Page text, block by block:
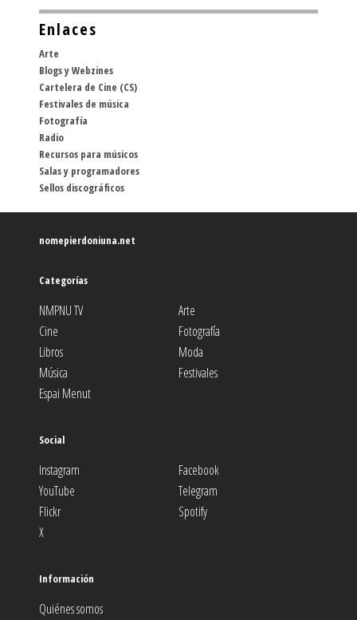
Enlaces
Arte
Blogs y Webzines
Cartelera de Cine (CS)
Festivales de música
Fotografía
Radio
Recursos para músicos
Salas y programadores
Sellos discográficos
nomepierdoniuna.net
Categorías
NMPNU TV
Arte
Cine
Fotografía
Libros
Moda
Música
Festivales
Espai Menut
Social
Instagram
Facebook
YouTube
Telegram
Flickr
Spotify
X
Información
Quiénes somos